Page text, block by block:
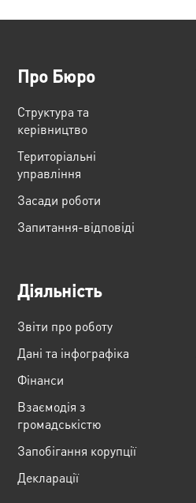
Про Бюро
Структура та
керівництво
Територіальні
управління
Засади роботи
Запитання-відповіді
Діяльність
Звіти про роботу
Дані та інфографіка
Фінанси
Взаємодія з
громадськістю
Запобігання корупції
Декларації